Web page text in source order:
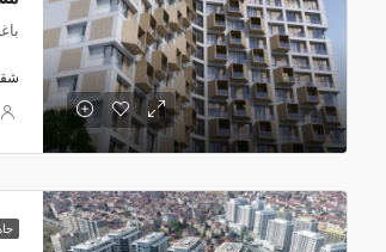
•إضافة جديدة أخرى يقدّمها المشروع
بعد، وتتيح لك أيضاً مراقبة البيت على مدار الـ 24 ساعة من خلالك جهازك
•
الملكية “الطابو” مباشرة بعد الاتفاق
•يبعدالمشروععن